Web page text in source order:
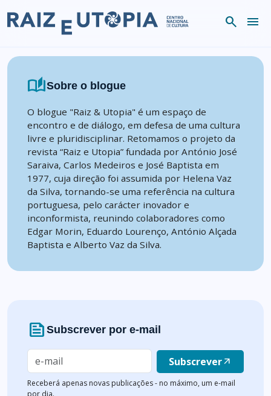
search menu
auto_storiesSobre o blogue
O blogue "Raiz & Utopia" é um espaço de
encontro e de diálogo, em defesa de uma cultura
livre e pluridisciplinar. Retomamos o projeto da
revista “Raiz e Utopia” fundada por António José
Saraiva, Carlos Medeiros e José Baptista em
1977, cuja direção foi assumida por Helena Vaz
da Silva, tornando-se uma referência na cultura
portuguesa, pelo carácter inovador e
inconformista, reunindo colaboradores como
Edgar Morin, Eduardo Lourenço, António Alçada
Baptista e Alberto Vaz da Silva.
news Subscrever por e-mail
Subscreverarrow_outward
Receberá apenas novas publicações - no máximo, um e-mail
por dia.